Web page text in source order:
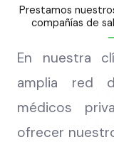
Prestamos
compañías de
En nuestra
amplia red
médicos
ofrecer